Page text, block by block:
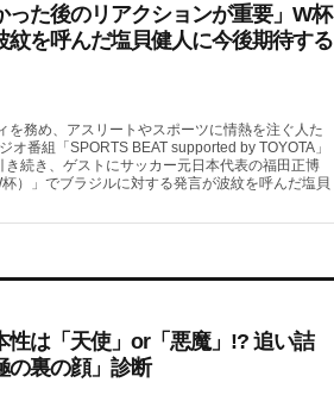
た後のリアクションが重要」W杯
紋を呼んだ塩貝健人に今後期待する
を務め、アスリートやスポーツに情熱を注ぐ人た
番組「SPORTS BEAT supported by TOYOTA」
続き、ゲストにサッカー元日本代表の福田正博
）」でブラジルに対する発言が波紋を呼んだ塩貝
性は「天使」or「悪魔」!? 追い詰
の裏の顔」診断